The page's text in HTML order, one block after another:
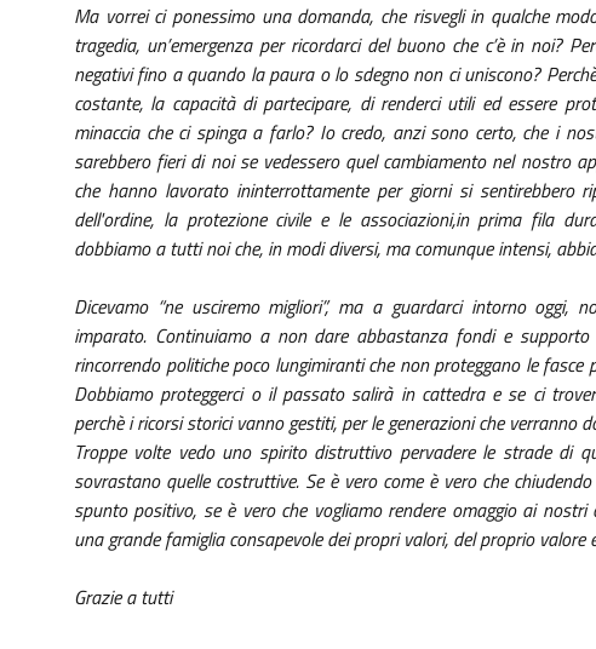
Ma vorrei ci ponessimo una domanda, che risvegli in qualche
tragedia, un’emergenza per ricordarci del buono che c’è in noi?
negativi fino a quando la paura o lo sdegno non ci uniscono?
costante, la capacità di partecipare, di renderci utili ed essere
minaccia che ci spinga a farlo? Io credo, anzi sono certo, che i
sarebbero fieri di noi se vedessero quel cambiamento nel nostro
che hanno lavorato ininterrottamente per giorni si sentirebbero
dell'ordine, la protezione civile e le associazioni,in prima fila
dobbiamo a tutti noi che, in modi diversi, ma comunque intensi,
Dicevamo “ne usciremo migliori”, ma a guardarci intorno oggi,
imparato. Continuiamo a non dare abbastanza fondi e
rincorrendo politiche poco lungimiranti che non proteggano le
Dobbiamo proteggerci o il passato salirà in cattedra e se ci
perchè i ricorsi storici vanno gestiti, per le generazioni che
Troppe volte vedo uno spirito distruttivo pervadere le strade di
sovrastano quelle costruttive. Se è vero come è vero che
spunto positivo, se è vero che vogliamo rendere omaggio ai
una grande famiglia consapevole dei propri valori, del proprio valore
Grazie a tutti